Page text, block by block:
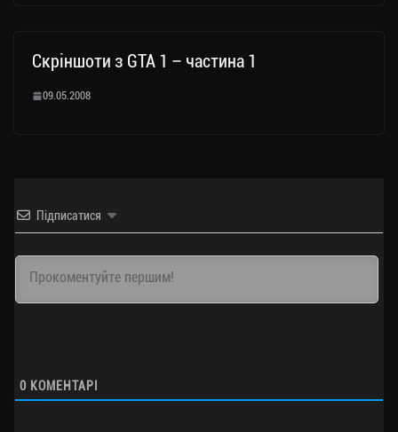
Скріншоти з GTA 1 – частина 1
09.05.2008
Підписатися
0 КОМЕНТАРІ